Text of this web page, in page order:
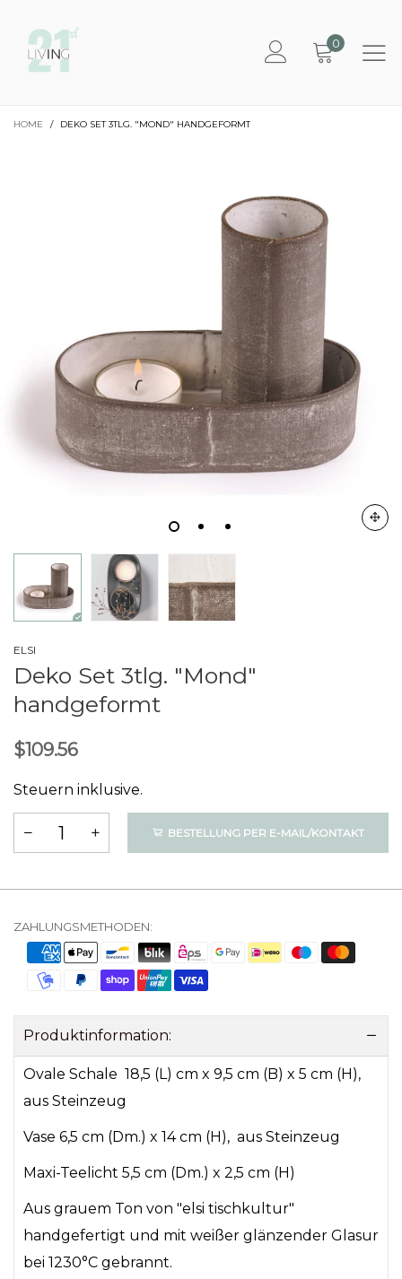
0
HOME / DEKO SET 3TLG. "MOND" HANDGEFORMT
ELSI
Deko Set 3tlg. "Mond"
handgeformt
$109.56
Steuern inklusive.
BESTELLUNG PER E-MAIL/KONTAKT
ZAHLUNGSMETHODEN:
Produktinformation:
Ovale Schale 18,5 (L) cm x 9,5 cm (B) x 5 cm (H),
aus Steinzeug
Vase 6,5 cm (Dm.) x 14 cm (H), aus Steinzeug
Maxi-Teelicht 5,5 cm (Dm.) x 2,5 cm (H)
Aus grauem Ton von "elsi tischkultur"
handgefertigt und mit weißer glänzender Glasur
bei 1230°C gebrannt.